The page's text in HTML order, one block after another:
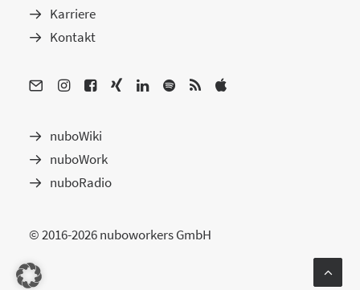
Karriere
Kontakt
nuboWiki
nuboWork
nuboRadio
© 2016-2026 nuboworkers GmbH